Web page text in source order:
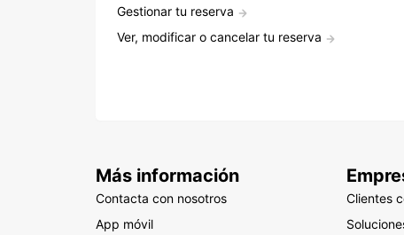
Gestionar tu reserva
Ver, modificar o cancelar tu reserva
Más información
Contacta con nosotros
App móvil
Clientes